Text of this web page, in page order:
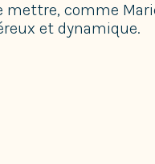
comme
et dynamique.